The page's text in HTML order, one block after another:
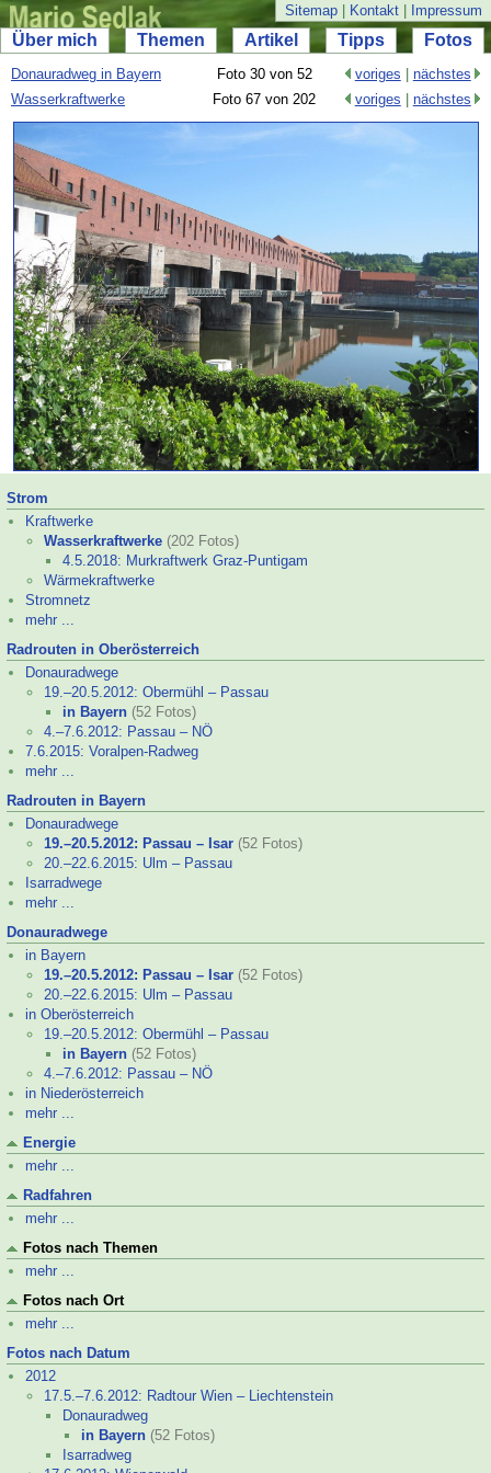
Sitemap Kontakt Impressum
Über mich Themen Artikel Tipps Fotos
Donauradweg in Bayern Foto 30 von 52 voriges
nächstes
Wasserkraftwerke
Foto 67 von 202 voriges nächstes
Strom
Kraftwerke
Wasserkraftwerke (202 Fotos)
4.5.2018: Murkraftwerk Graz-Puntigam
Wärmekraftwerke
Stromnetz
mehr ...
Radrouten in Oberösterreich
Donauradwege
19.–20.5.2012: Obermühl – Passau
in Bayern (52 Fotos)
4.–7.6.2012: Passau – NÖ
7.6.2015: Voralpen-Radweg
mehr ...
Radrouten in Bayern
Donauradwege
19.–20.5.2012: Passau – Isar (52 Fotos)
20.–22.6.2015: Ulm – Passau
Isarradwege
mehr ...
Donauradwege
in Bayern
19.–20.5.2012: Passau – Isar (52 Fotos)
20.–22.6.2015: Ulm – Passau
in Oberösterreich
19.–20.5.2012: Obermühl – Passau
in Bayern (52 Fotos)
4.–7.6.2012: Passau – NÖ
in Niederösterreich
mehr ...
Energie
mehr ...
Radfahren
mehr ...
Fotos nach Themen
mehr ...
Fotos nach Ort
mehr ...
Fotos nach Datum
2012
17.5.–7.6.2012: Radtour Wien – Liechtenstein
Donauradweg
in Bayern (52 Fotos)
Isarradweg